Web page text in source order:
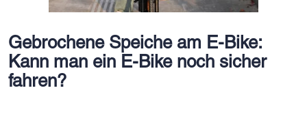
Gebrochene Speiche am E-Bike:
Kann man ein E-Bike noch sicher
fahren?